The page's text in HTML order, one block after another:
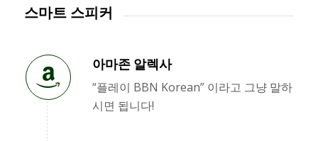
스마트 스피커
아마존 알렉사
“플레이 BBN Korean” 이라고 그냥 말하
시면 됩니다!